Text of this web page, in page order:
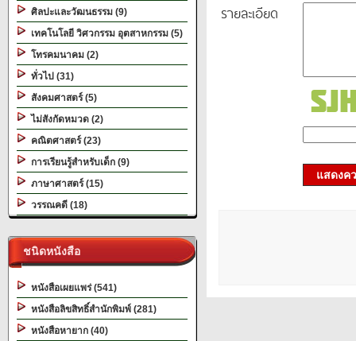
ศิลปะและวัฒนธรรม (9)
เทคโนโลยี วิศวกรรม อุตสาหกรรม (5)
โทรคมนาคม (2)
ทั่วไป (31)
สังคมศาสตร์ (5)
ไม่สังกัดหมวด (2)
คณิตศาสตร์ (23)
การเรียนรู้สำหรับเด็ก (9)
ภาษาศาสตร์ (15)
วรรณคดี (18)
ชนิดหนังสือ
หนังสือเผยแพร่ (541)
หนังสือลิขสิทธิ์สำนักพิมพ์ (281)
หนังสือหายาก (40)
รายละเอียด
แสดงค